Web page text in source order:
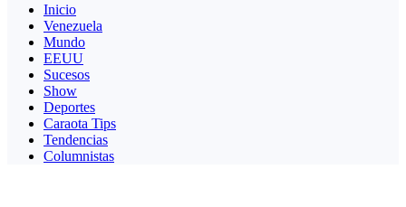
Inicio
Venezuela
Mundo
EEUU
Sucesos
Show
Deportes
Caraota Tips
Tendencias
Columnistas